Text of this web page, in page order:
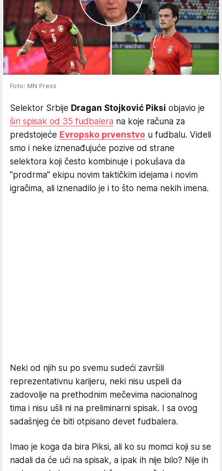
Foto: MN Press
Selektor Srbije Dragan Stojković Piksi objavio je
širi spisak od 35 fudbalera na koje računa za
predstojeće Evropsko prvenstvo u fudbalu. Videli
smo i neke iznenađujuće pozive od strane
selektora koji često kombinuje i pokušava da
"prodrma" ekipu novim taktičkim idejama i novim
igračima, ali iznenadilo je i to što nema nekih imena.
Neki od njih su po svemu sudeći završili
reprezentativnu karijeru, neki nisu uspeli da
zadovolje na prethodnim mečevima nacionalnog
tima i nisu ušli ni na preliminarni spisak. I sa ovog
sadašnjeg će biti otpisano devet fudbalera.
Imao je koga da bira Piksi, ali ko su momci koji su se
nadali da će ući na spisak, a ipak ih nije bilo? Nije ih